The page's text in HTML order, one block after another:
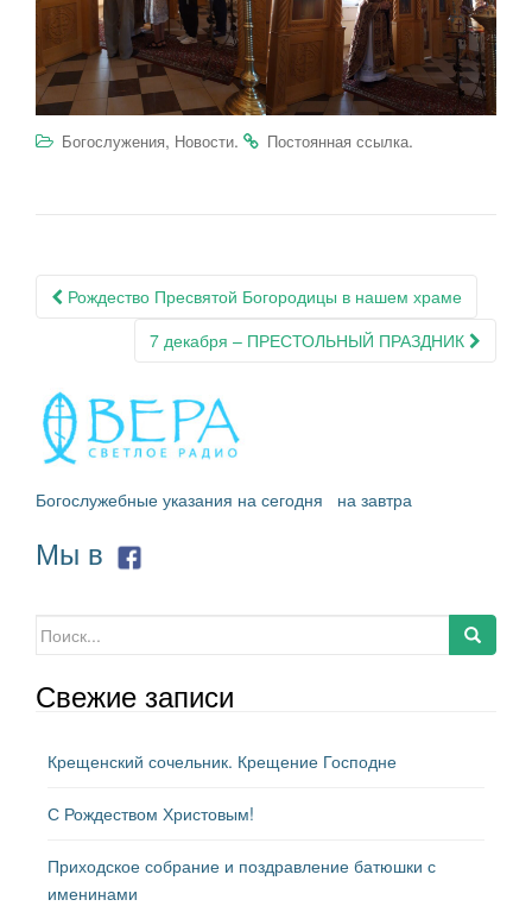
Богослужения, Новости. Постоянная ссылка.
Навигация
записям
Рождество Пресвятой Богородицы в нашем храме
7 декабря – ПРЕСТОЛЬНЫЙ ПРАЗДНИК
Богослужебные указания на сегодня на завтра
Мы в
Искать:
Свежие записи
Крещенский сочельник. Крещение Господне
С Рождеством Христовым!
Приходское собрание и поздравление батюшки с
именинами